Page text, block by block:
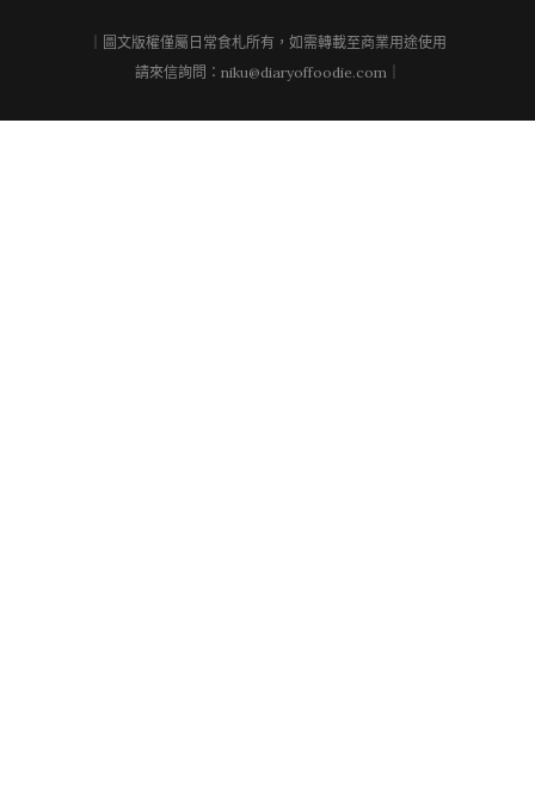
｜圖文版權僅屬日常食札所有，如需轉載至商業用途使用
請來信詢問：niku@diaryoffoodie.com｜